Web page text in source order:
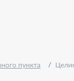
пункта